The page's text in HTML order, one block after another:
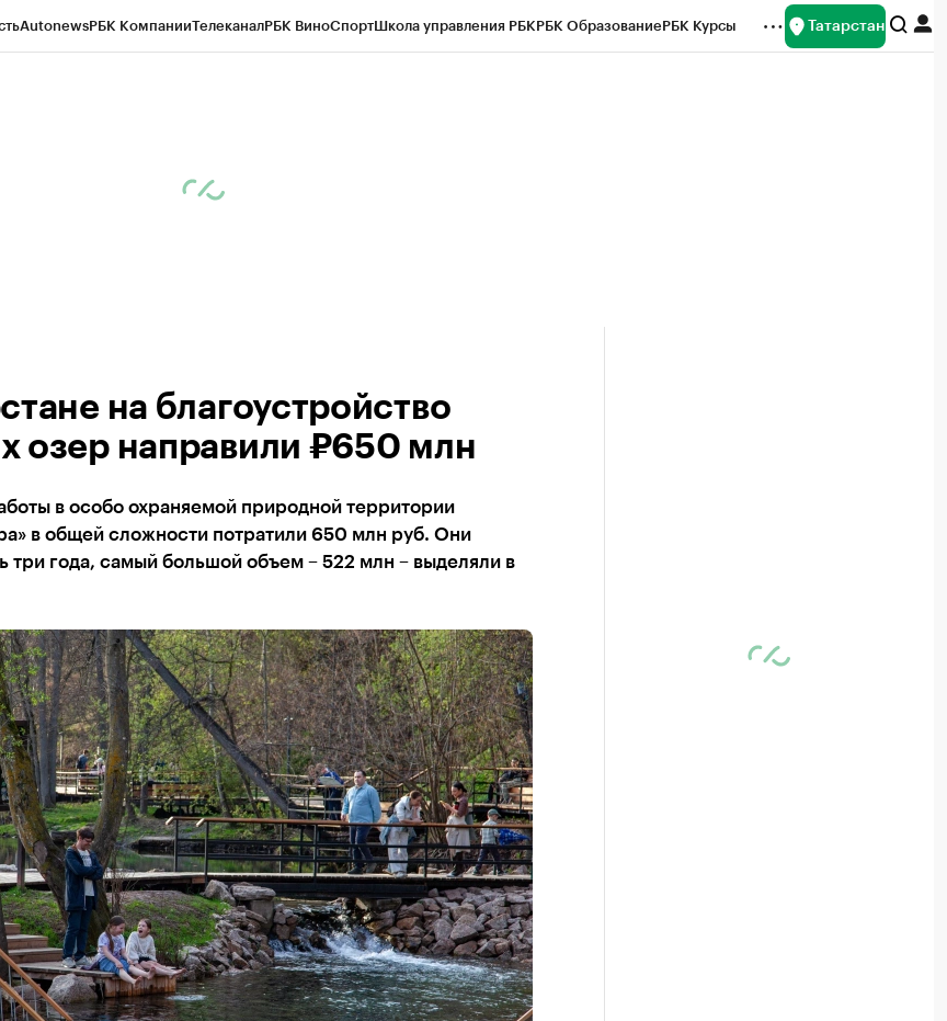
AutonewsРБК КомпанииТелеканалРБК ВиноСпортШкола управления РБКРБК ОбразованиеРБК Курсы Татарстан
на благоустройство
озер направили ₽650 млн
в особо охраняемой природной территории
в общей сложности потратили 650 млн руб. Они
три года, самый большой объем – 522 млн – выделяли в